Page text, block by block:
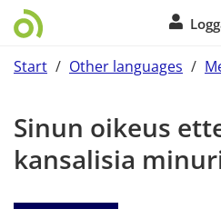
Start / Other languages /
Sinun oikeus
kansalisia